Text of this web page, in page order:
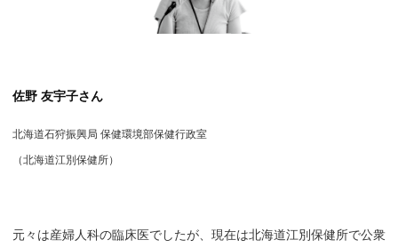
佐野 友宇子さん
北海道石狩振興局 保健環境部保健行政室
（北海道江別保健所）
元々は産婦人科の臨床医でしたが、現在は北海道江別保健所で公衆